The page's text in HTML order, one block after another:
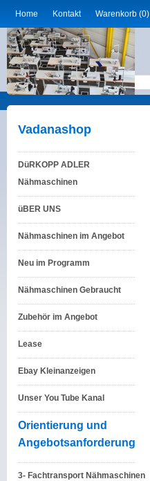
Home Kontakt Warenkorb (0)
Vadanashop
DüRKOPP ADLER
Nähmaschinen
üBER UNS
Nähmaschinen im Angebot
Neu im Programm
Nähmaschinen Gebraucht
Zubehör im Angebot
Lease
Ebay Kleinanzeigen
Unser You Tube Kanal
Orientierung und
Angebotsanforderung
3- Fachtransport Nähmaschinen